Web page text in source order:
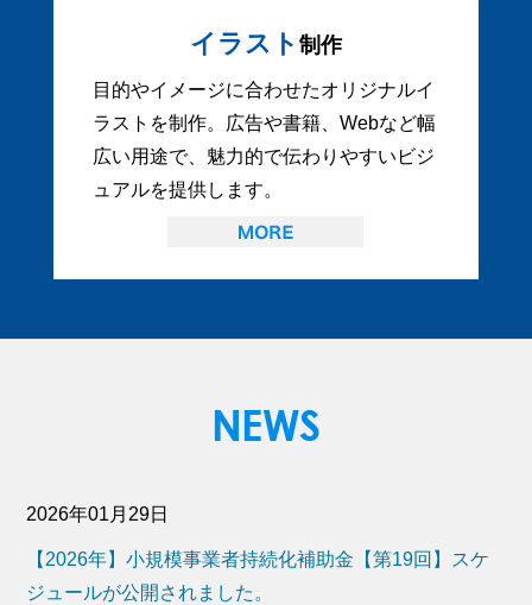
イラスト 制作
目的やイメージに合わせたオリジナルイ
ラストを制作。広告や書籍、Webなど幅
広い用途で、魅力的で伝わりやすいビジ
ュアルを提供します。
2026年01月29日
【2026年】小規模事業者持続化補助金【第19回】スケ
ジュールが公開されました。